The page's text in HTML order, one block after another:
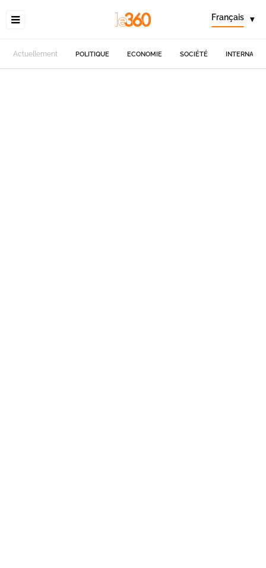
Français ▾
Actuellement POLITIQUE ECONOMIE SOCIÉTÉ